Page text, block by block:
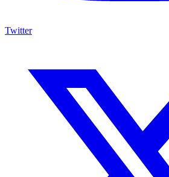
Twitter